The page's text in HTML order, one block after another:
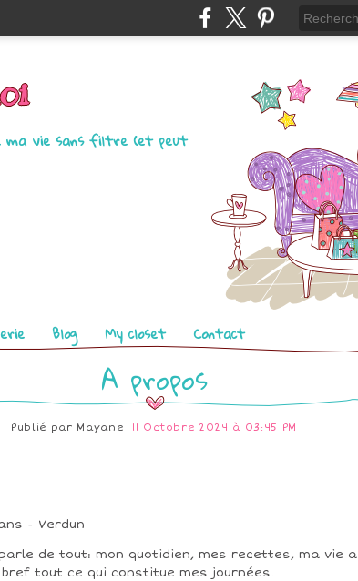
ma vie sans filtre (et peut
Blog My closet Contact
A propos
Publié par Mayane 11 Octobre 2024 à 03:45 PM
- Verdun
de tout: mon quotidien, mes recettes, ma vie a
bref tout ce qui constitue mes journées.